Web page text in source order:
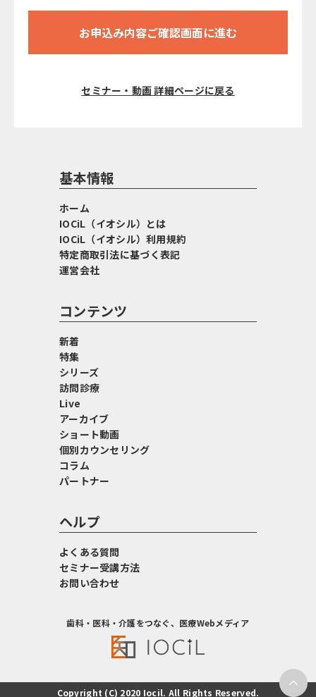
セミナー・動画 詳細ページに戻る
基本情報
ホーム
IOCiL（イオシル）とは
IOCiL（イオシル）利用規約
特定商取引法に基づく表記
運営会社
コンテンツ
新着
特集
シリーズ
訪問診療
Live
アーカイブ
ショート動画
個別カウンセリング
コラム
パートナー
ヘルプ
よくある質問
セミナー受講方法
お問い合わせ
歯科・医科・介護をつなぐ、医療Webメディア
Copyright (C) 2020 Iocil. All Rights Reserved.